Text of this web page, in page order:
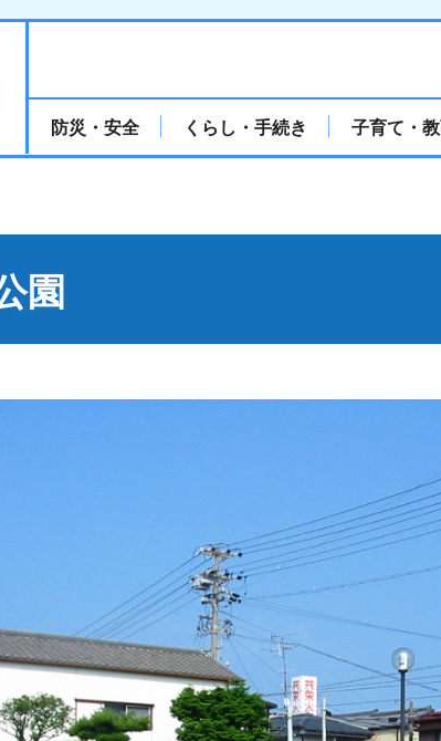
防災・安全 くらし・手続き 子育て・
園